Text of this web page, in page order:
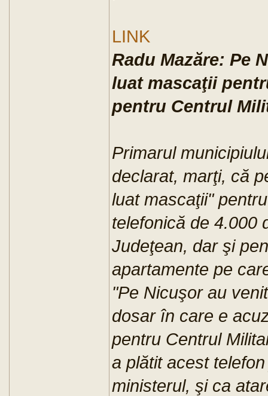
LINK
Radu Mazăre: Pe
luat mascaţii
pentru Centrul
Primarul
declarat, marţi, că
luat mascaţii"
telefonică de 4.000
Judeţean, dar şi
apartamente pe
"Pe Nicuşor au
dosar în care e
pentru Centrul
a plătit acest
ministerul, şi ca